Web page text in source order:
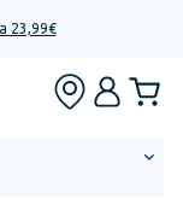
23,99€